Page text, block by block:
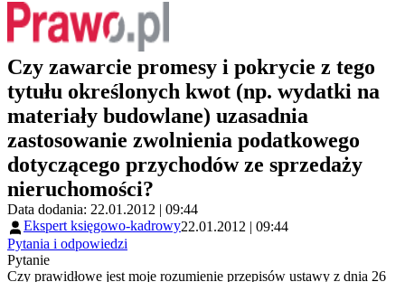
Czy zawarcie promesy i pokrycie z tego
tytułu określonych kwot (np. wydatki na
materiały budowlane) uzasadnia
zastosowanie zwolnienia podatkowego
dotyczącego przychodów ze sprzedaży
nieruchomości?
Data dodania: 22.01.2012 | 09:44
Ekspert księgowo-kadrowy22.01.2012 | 09:44
Pytania i odpowiedzi
Pytanie
Czy prawidłowe jest moje rozumienie przepisów ustawy z dnia 26